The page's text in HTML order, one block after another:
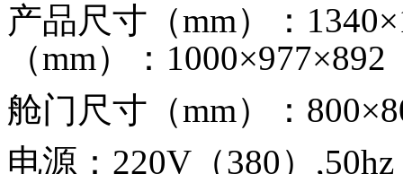
产品尺寸（mm） ：
（mm）：1000×977×892
舱门尺寸（mm）：
电源： 220V （380）,50hz